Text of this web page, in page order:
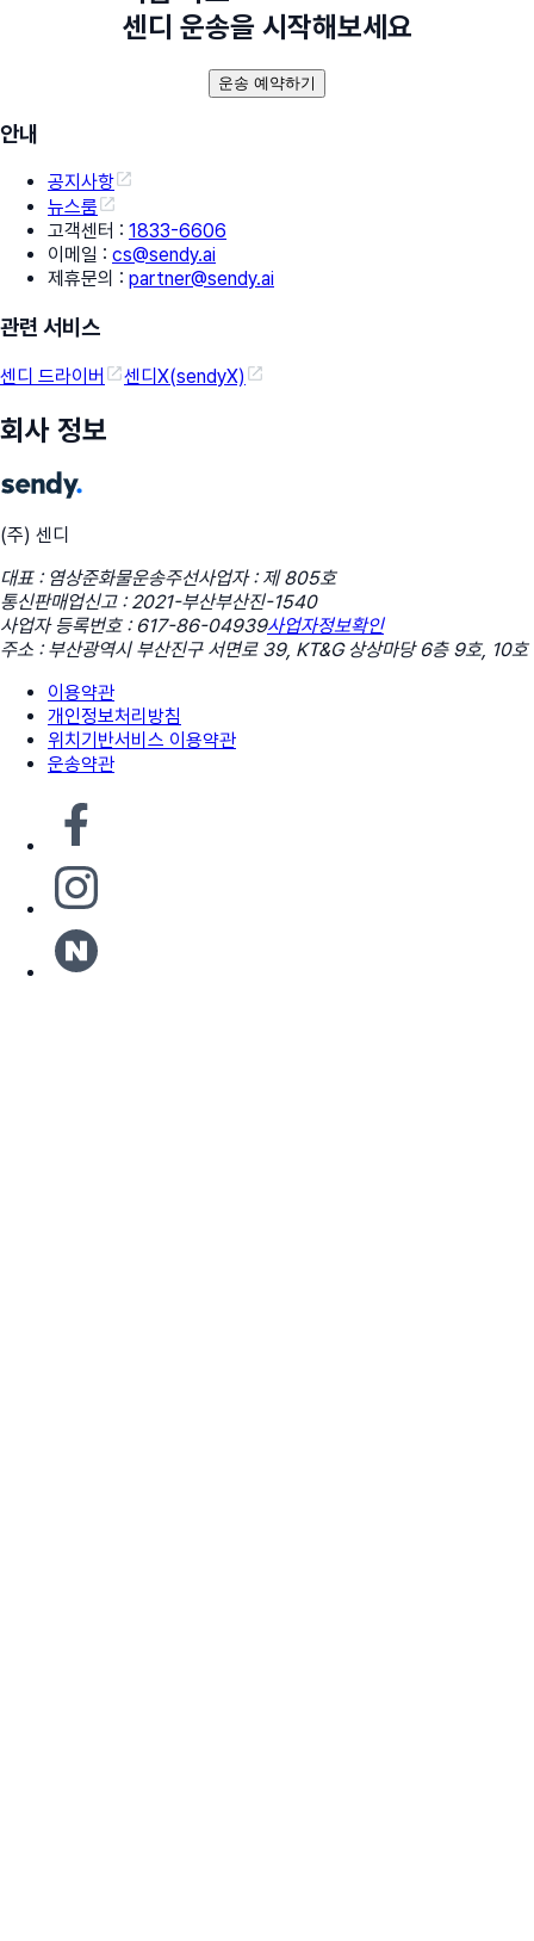
센디 운송을 시작해보세요
운송 예약하기
안내
공지사항
뉴스룸
고객센터 : 1833-6606
이메일 : cs@sendy.ai
제휴문의 : partner@sendy.ai
관련 서비스
센디 드라이버 센디X(sendyX)
회사 정보
(주) 센디
대표 : 염상준화물운송주선사업자 : 제 805호
통신판매업신고 : 2021-부산부산진-1540
사업자 등록번호 : 617-86-04939사업자정보확인
주소 : 부산광역시 부산진구 서면로 39, KT&G 상상마당 6층 9호, 10호
이용약관
개인정보처리방침
위치기반서비스 이용약관
운송약관